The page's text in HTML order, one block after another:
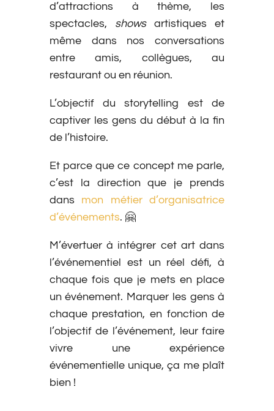
d’attractions à thème, les
spectacles, showsartistiques et
même dans nos conversations
entre amis, collègues, au
restaurant ou en réunion.
L’objectif du storytelling est de
captiver les gens du début à la fin
de l’histoire.
Et parce que ce concept me parle,
c’est la direction que je prends
dans mon métier d’organisatrice
d’événements. 🤗
M’évertuer à intégrer cet art dans
l’événementiel est un réel défi, à
chaque fois que je mets en place
un événement. Marquer les gens à
chaque prestation, en fonction de
l’objectif de l’événement, leur faire
vivre une expérience
événementielle unique, ça me plaît
bien !